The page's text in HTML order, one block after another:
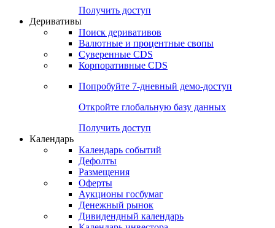
Получить доступ
Деривативы
Поиск деривативов
Валютные и процентные свопы
Суверенные CDS
Корпоративные CDS
Попробуйте 7-дневный демо-доступ
Откройте глобальную базу данных
Получить доступ
Календарь
Календарь событий
Дефолты
Размещения
Оферты
Аукционы госбумаг
Денежный рынок
Дивидендный календарь